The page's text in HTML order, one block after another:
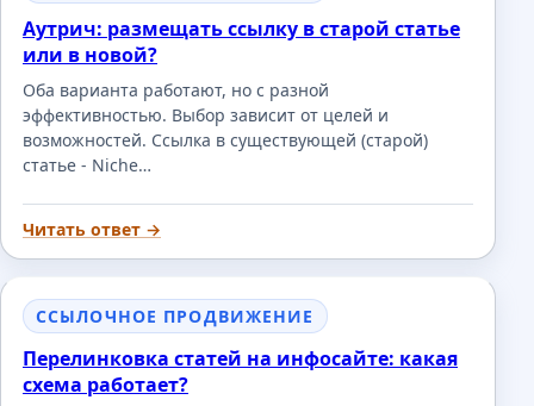
Аутрич: размещать ссылку в старой статье
или в новой?
Оба варианта работают, но с разной
эффективностью. Выбор зависит от целей и
возможностей. Ссылка в существующей (старой)
статье - Niche…
Читать ответ →
ССЫЛОЧНОЕ ПРОДВИЖЕНИЕ
Перелинковка статей на инфосайте: какая
схема работает?